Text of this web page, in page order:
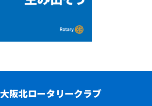
大阪北ロータリークラブ